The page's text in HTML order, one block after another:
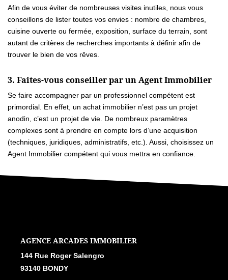
Afin de vous éviter de nombreuses visites inutiles, nous vous
conseillons de lister toutes vos envies : nombre de chambres,
cuisine ouverte ou fermée, exposition, surface du terrain, sont
autant de critères de recherches importants à définir afin de
trouver le bien de vos rêves.
3. Faites-vous conseiller par un Agent Immobilier
Se faire accompagner par un professionnel compétent est
primordial. En effet, un achat immobilier n’est pas un projet
anodin, c’est un projet de vie. De nombreux paramètres
complexes sont à prendre en compte lors d’une acquisition
(techniques, juridiques, administratifs, etc.). Aussi, choisissez un
Agent Immobilier compétent qui vous mettra en confiance.
L'AGENCE
144 RUE ROGER SALENGRO, 93140 BONDY